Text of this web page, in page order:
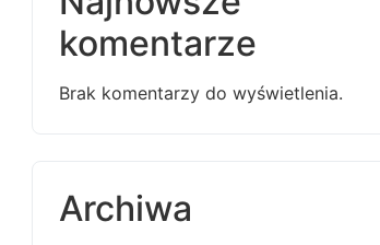
komentarze
Brak komentarzy do wyświetlenia.
Archiwa